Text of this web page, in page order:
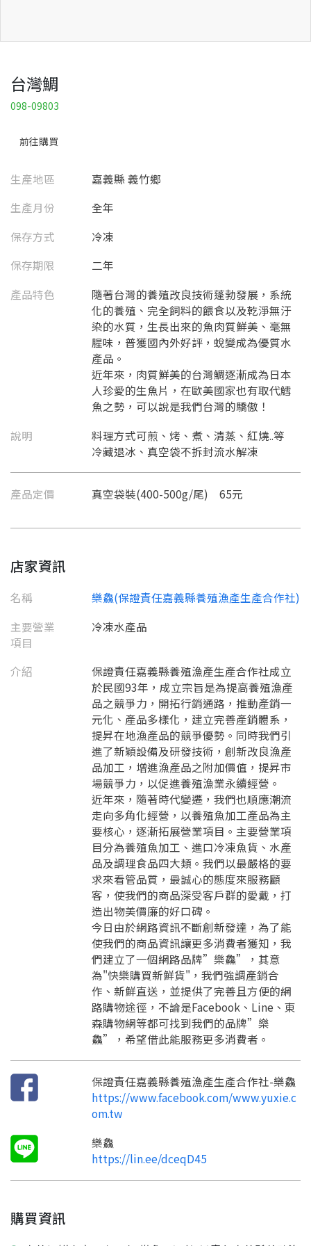
台灣鯛
098-09803
前往購買
生產地區
嘉義縣 義竹鄉
生產月份
全年
保存方式
冷凍
保存期限
二年
產品特色
隨著台灣的養殖改良技術蓬勃發展，系統
化的養殖、完全飼料的餵食以及乾淨無汙
染的水質，生長出來的魚肉質鮮美、毫無
腥味，普獲國內外好評，蛻變成為優質水
產品。
近年來，肉質鮮美的台灣鯛逐漸成為日本
人珍愛的生魚片，在歐美國家也有取代鱈
魚之勢，可以說是我們台灣的驕傲！
說明
料理方式可煎、烤、煮、清蒸、紅燒..等
冷藏退冰、真空袋不拆封流水解凍
產品定價 真空袋裝(400-500g/尾) 65元
店家資訊
名稱
樂鱻(保證責任嘉義縣養殖漁產生產合作社)
主要營業
項目
冷凍水產品
介紹
保證責任嘉義縣養殖漁產生產合作社成立
於民國93年，成立宗旨是為提高養殖漁產
品之競爭力，開拓行銷通路，推動產銷一
元化、產品多樣化，建立完善產銷體系，
提昇在地漁產品的競爭優勢。同時我們引
進了新穎設備及研發技術，創新改良漁產
品加工，增進漁產品之附加價值，提昇市
場競爭力，以促進養殖漁業永續經營。
近年來，隨著時代變遷，我們也順應潮流
走向多角化經營，以養殖魚加工產品為主
要核心，逐漸拓展營業項目。主要營業項
目分為養殖魚加工、進口冷凍魚貨、水產
品及調理食品四大類。我們以最嚴格的要
求來看管品質，最誠心的態度來服務顧
客，使我們的商品深受客戶群的愛戴，打
造出物美價廉的好口碑。
今日由於網路資訊不斷創新發達，為了能
使我們的商品資訊讓更多消費者獲知，我
們建立了一個網路品牌”樂鱻”，其意
為"快樂購買新鮮貨"，我們強調產銷合
作、新鮮直送，並提供了完善且方便的網
路購物途徑，不論是Facebook、Line、東
森購物網等都可找到我們的品牌”樂
鱻”，希望借此能服務更多消費者。
保證責任嘉義縣養殖漁產生產合作社-樂鱻
https://www.facebook.com/www.yuxie.c
om.tw
樂鱻
https://lin.ee/dceqD45
購買資訊
要註冊嗎？
嗨~這個 LINE 帳號還沒有註冊過，
只要驗證手機號碼就能完成註冊。
您要繼續嗎？
返回 繼續註冊
請加入LINE好友
請掃描或點擊 QR code
加入「嘉義優鮮」LINE 好友，
才能繼續註冊喔。
點擊加入 LINE 好友
返回 繼續註冊
註冊完成
註冊完成了！
開始填寫申請資料吧~
填寫申請資料
訊息
確認
要申請新產品嗎？
您的申請資料正在等候審查中，
要申請新產品嗎？
查看申請進度 申請新產品
返回首頁
要看申請秘笈嗎？
想知道怎麼做更容易通過審核嗎？
看看申請教學吧！
如果你已經準備好了，
點擊「直接申請」按鈕開始填寫申請表。
直接申請 看密笈
返回首頁